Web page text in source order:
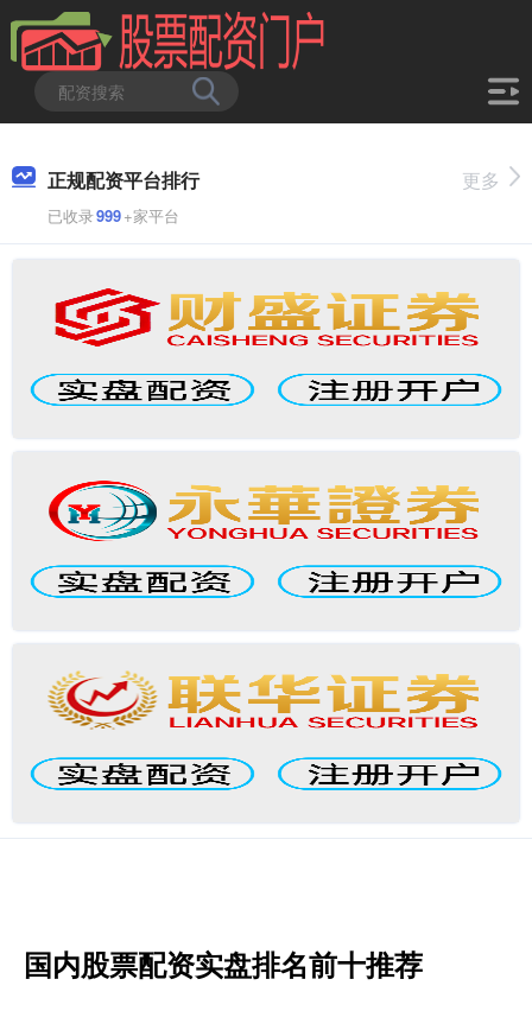
正规配资平台排行
已收录999+家平台
更多
国内股票配资实盘排名前十推荐